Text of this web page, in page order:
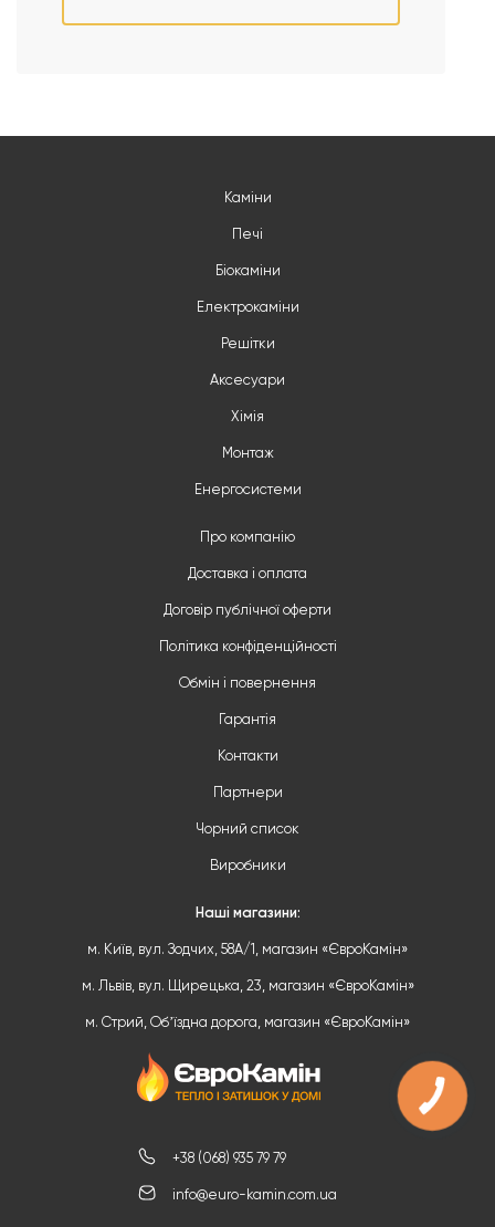
+38 (068) 935 79 79
info@euro-kamin.com.ua
Каміни
Печі
Біокаміни
Електрокаміни
Решітки
Аксесуари
Хімія
Монтаж
Енергосистеми
Про компанію
Доставка і оплата
Договір публічної оферти
Політика конфіденційності
Обмін і повернення
Гарантія
Контакти
Партнери
Чорний список
Виробники
Наші магазини:
м. Київ, вул. Зодчих, 58А/1, магазин «ЄвроКамін»
м. Львів, вул. Щирецька, 23, магазин «ЄвроКамін»
м. Стрий, Обʼїздна дорога, магазин «ЄвроКамін»